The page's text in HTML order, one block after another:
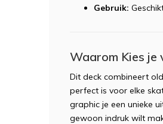
Gebruik:
Waarom Kies je
Dit deck combineert
perfect is voor elke
graphic je een unieke
gewoon indruk wilt